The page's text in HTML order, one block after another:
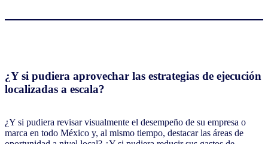
¿Y si pudiera aprovechar las estrategias de ejecución
localizadas a escala?
¿Y si pudiera revisar visualmente el desempeño de su empresa o
marca en todo México y, al mismo tiempo, destacar las áreas de